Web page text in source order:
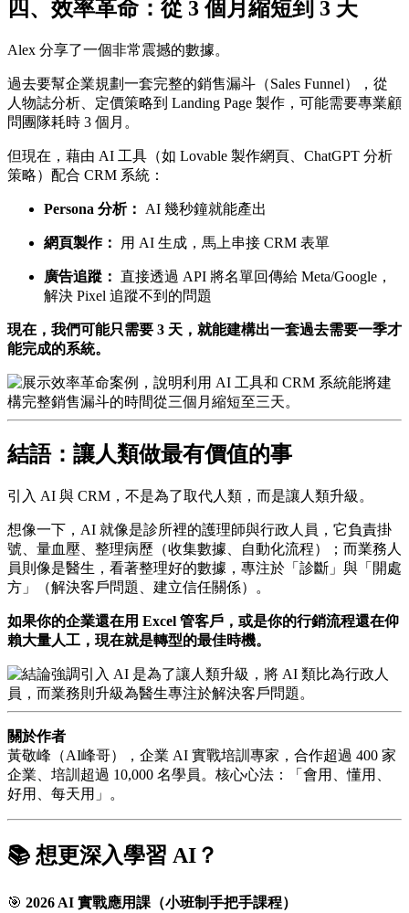
四、效率革命：從 3 個月縮短到 3 天
Alex 分享了一個非常震撼的數據。
過去要幫企業規劃一套完整的銷售漏斗（Sales Funnel），從
人物誌分析、定價策略到 Landing Page 製作，可能需要專業顧
問團隊耗時 3 個月。
但現在，藉由 AI 工具（如 Lovable 製作網頁、ChatGPT 分析
策略）配合 CRM 系統：
Persona 分析： AI 幾秒鐘就能產出
網頁製作： 用 AI 生成，馬上串接 CRM 表單
廣告追蹤： 直接透過 API 將名單回傳給 Meta/Google，
解決 Pixel 追蹤不到的問題
現在，我們可能只需要 3 天，就能建構出一套過去需要一季才
能完成的系統。
結語：讓人類做最有價值的事
引入 AI 與 CRM，不是為了取代人類，而是讓人類升級。
想像一下，AI 就像是診所裡的護理師與行政人員，它負責掛
號、量血壓、整理病歷（收集數據、自動化流程）；而業務人
員則像是醫生，看著整理好的數據，專注於「診斷」與「開處
方」（解決客戶問題、建立信任關係）。
如果你的企業還在用 Excel 管客戶，或是你的行銷流程還在仰
賴大量人工，現在就是轉型的最佳時機。
關於作者
黃敬峰（AI峰哥），企業 AI 實戰培訓專家，合作超過 400 家
企業、培訓超過 10,000 名學員。核心心法：「會用、懂用、
好用、每天用」。
📚 想更深入學習 AI？
🎯 2026 AI 實戰應用課（小班制手把手課程）